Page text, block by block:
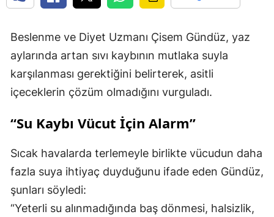
Beslenme ve Diyet Uzmanı Çisem Gündüz, yaz
aylarında artan sıvı kaybının mutlaka suyla
karşılanması gerektiğini belirterek, asitli
içeceklerin çözüm olmadığını vurguladı.
“Su Kaybı Vücut İçin Alarm”
Sıcak havalarda terlemeyle birlikte vücudun daha
fazla suya ihtiyaç duyduğunu ifade eden Gündüz,
şunları söyledi:
“Yeterli su alınmadığında baş dönmesi, halsizlik,